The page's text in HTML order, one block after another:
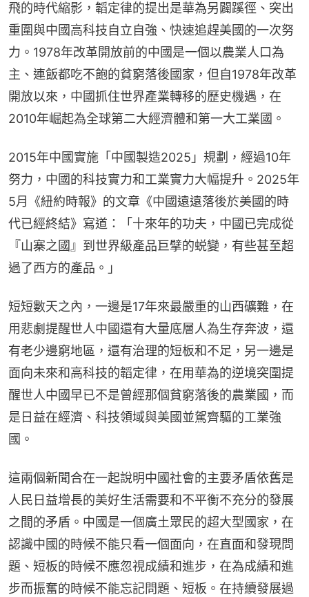
飛的時代縮影，韜定律的提出是華為另闢蹊徑、突出
重圍與中國高科技自立自強、快速追趕美國的一次努
力。1978年改革開放前的中國是一個以農業人口為
主、連飯都吃不飽的貧窮落後國家，但自1978年改革
開放以來，中國抓住世界產業轉移的歷史機遇，在
2010年崛起為全球第二大經濟體和第一大工業國。
2015年中國實施「中國製造2025」規劃，經過10年
努力，中國的科技實力和工業實力大幅提升。2025年
5月《紐約時報》的文章《中國遠遠落後於美國的時
代已經終結》寫道：「十來年的功夫，中國已完成從
『山寨之國』到世界級產品巨擘的蜕變，有些甚至超
過了西方的產品。」
短短數天之內，一邊是17年來最嚴重的山西礦難，在
用悲劇提醒世人中國還有大量底層人為生存奔波，還
有老少邊窮地區，還有治理的短板和不足，另一邊是
面向未來和高科技的韜定律，在用華為的逆境突圍提
醒世人中國早已不是曾經那個貧窮落後的農業國，而
是日益在經濟、科技領域與美國並駕齊驅的工業強
國。
這兩個新聞合在一起說明中國社會的主要矛盾依舊是
人民日益增長的美好生活需要和不平衡不充分的發展
之間的矛盾。中國是一個廣土眾民的超大型國家，在
認識中國的時候不能只看一個面向，在直面和發現問
題、短板的時候不應忽視成績和進步，在為成績和進
步而振奮的時候不能忘記問題、短板。在持續發展過